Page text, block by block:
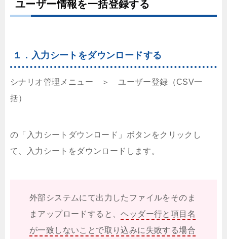
ユーザー情報を一括登録する
１．入力シートをダウンロードする
シナリオ管理メニュー ＞ ユーザー登録（CSV一
括）
の「入力シートダウンロード」ボタンをクリックし
て、入力シートをダウンロードします。
外部システムにて出力したファイルをそのま
まアップロードすると、ヘッダー行と項目名
が一致しないことで取り込みに失敗する場合